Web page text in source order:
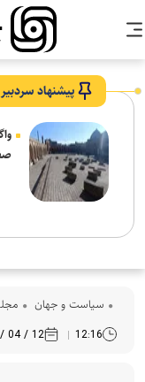
پیشنهاد سردبیر
سیاست و جهان
12:16
12 / 04 /1405